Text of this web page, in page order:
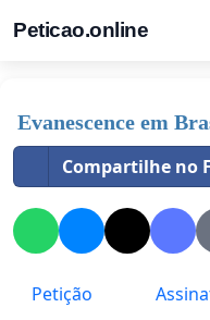
Peticao.online
Evanescence em
Compartilhe no
Petição